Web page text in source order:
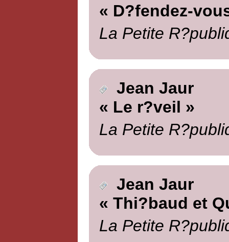
« D?fendez-
La Petite
Jean Jaur
« Le r?veil »
La Petite
Jean Jaur
« Thi?baud et
La Petite